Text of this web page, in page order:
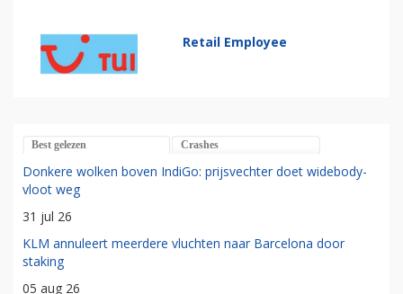
Retail Employee
Best gelezen Crashes
Donkere wolken boven IndiGo: prijsvechter doet widebody-
vloot weg
31 jul 26
KLM annuleert meerdere vluchten naar Barcelona door
staking
05 aug 26